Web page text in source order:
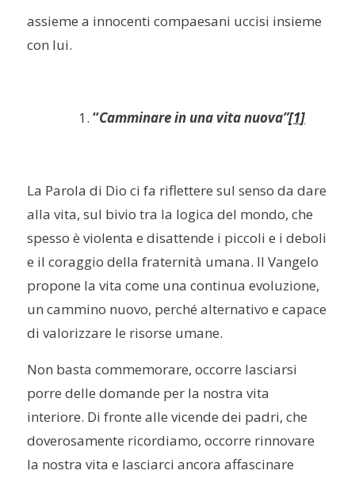
assieme a innocenti compaesani uccisi insieme
con lui.
“Camminare in una vita nuova”[1]
La Parola di Dio ci fa riflettere sul senso da dare
alla vita, sul bivio tra la logica del mondo, che
spesso è violenta e disattende i piccoli e i deboli
e il coraggio della fraternità umana. Il Vangelo
propone la vita come una continua evoluzione,
un cammino nuovo, perché alternativo e capace
di valorizzare le risorse umane.
Non basta commemorare, occorre lasciarsi
porre delle domande per la nostra vita
interiore. Di fronte alle vicende dei padri, che
doverosamente ricordiamo, occorre rinnovare
la nostra vita e lasciarci ancora affascinare